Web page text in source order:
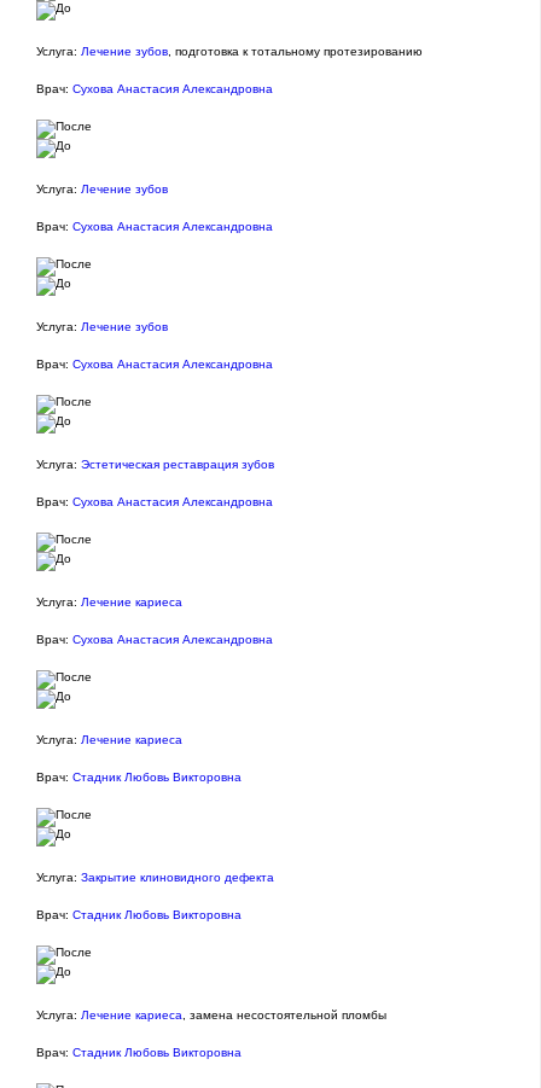
Услуга: Лечение зубов , подготовка к тотальному протезированию
Врач: Сухова Анастасия Александровна
Услуга: Лечение зубов
Врач: Сухова Анастасия Александровна
Услуга: Лечение зубов
Врач: Сухова Анастасия Александровна
Услуга: Эстетическая реставрация зубов
Врач: Сухова Анастасия Александровна
Услуга: Лечение кариеса
Врач: Сухова Анастасия Александровна
Услуга: Лечение кариеса
Врач: Стадник Любовь Викторовна
Услуга: Закрытие клиновидного дефекта
Врач: Стадник Любовь Викторовна
Услуга: Лечение кариеса , замена несостоятельной пломбы
Врач: Стадник Любовь Викторовна